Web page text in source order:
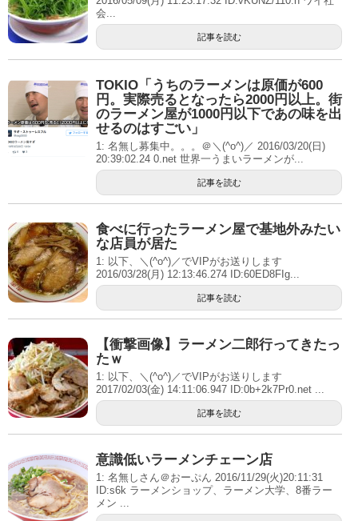
会...
記事を読む
TOKIO「うちのラーメンは原価が600
円。実際売るとなったら2000円以上。街
のラーメン屋が1000円以下であの味を出
せるのはすごい」
1: 名無し募集中。。。＠＼(^o^)／ 2016/03/20(日)
20:39:02.24 0.net 世界一うまいラーメンが...
記事を読む
食べに行ったラーメン屋で基地外みたい
な店員が居た
1: 以下、＼(^o^)／でVIPがお送りします
2016/03/28(月) 12:13:46.274 ID:60ED8FIg...
記事を読む
【衝撃画像】ラーメン二郎行ってきたっ
たｗ
1: 以下、＼(^o^)／でVIPがお送りします
2017/02/03(金) 14:11:06.947 ID:0b+2k7Pr0.net ...
記事を読む
意識低いラーメンチェーン店
1: 名無しさん＠おーぷん 2016/11/29(火)20:11:31
ID:s6k ラーメンショップ、ラーメン大学、8番ラー
メン ...